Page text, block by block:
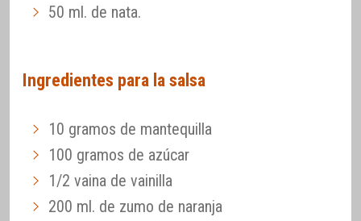
50 ml. de nata.
Ingredientes para la salsa
10 gramos de mantequilla
100 gramos de azúcar
1/2 vaina de vainilla
200 ml. de zumo de naranja